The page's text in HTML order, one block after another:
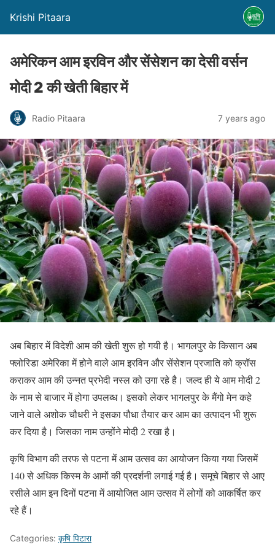
Krishi Pitaara
अमेरिकन आम इरविन और सेंसेशन का देसी वर्सन
मोदी 2 की खेती बिहार में
Radio Pitaara 7 years ago
अब बिहार में विदेशी आम की खेती शुरू हो गयी है। भागलपुर के किसान अब
फ्लोरिडा अमेरिका में होने वाले आम इरविन और सेंसेशन प्रजाति को क्रॉस
कराकर आम की उन्नत प्रभेदी नस्ल को उगा रहे है। जल्द ही ये आम मोदी 2
के नाम से बाजार में होगा उपलब्ध। इसको लेकर भागलपुर के मैंगो मेन कहे
जाने वाले अशोक चौधरी ने इसका पौधा तैयार कर आम का उत्पादन भी शुरू
कर दिया है। जिसका नाम उन्होंने मोदी 2 रखा है।
कृषि विभाग की तरफ से पटना में आम उत्सव का आयोजन किया गया जिसमें
140 से अधिक किस्म के आमों की प्रदर्शनी लगाई गई है। समूचे बिहार से आए
रसीले आम इन दिनों पटना में आयोजित आम उत्सव में लोगों को आकर्षित कर
रहे हैं।
Categories: कृषि पिटारा